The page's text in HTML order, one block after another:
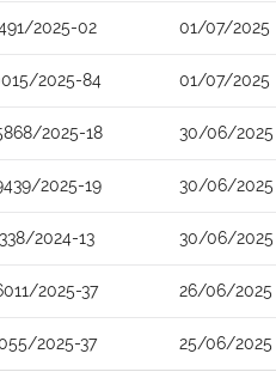
2025-02 01/07/2025
2025-84 01/07/2025
2025-18 30/06/2025
2025-19 30/06/2025
2024-13 30/06/2025
2025-37 26/06/2025
2025-37 25/06/2025